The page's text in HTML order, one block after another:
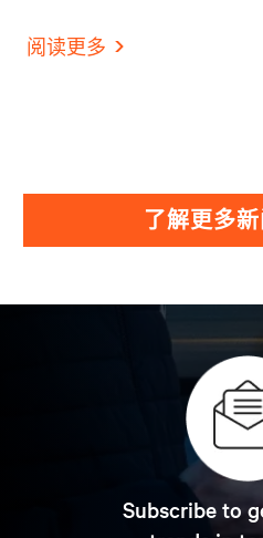
阅读更多
了解更多
Subscribe to